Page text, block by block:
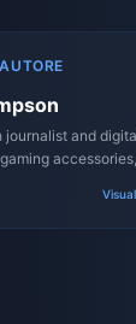
journalist and